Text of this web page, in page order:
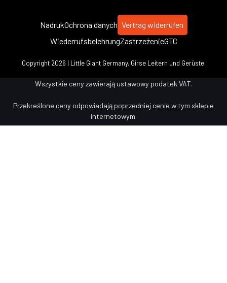
NadrukOchrona danych Vertrag widerrufen
WiederrufsbelehrungZastrzeżenieGTC
Copyright 2026 | Little Giant Germany. Girse Leitern und Gerüste.
Wszystkie ceny zawierają ustawowy podatek VAT.
Przekreślone ceny odpowiadają poprzedniej cenie w tym sklepie
internetowym.